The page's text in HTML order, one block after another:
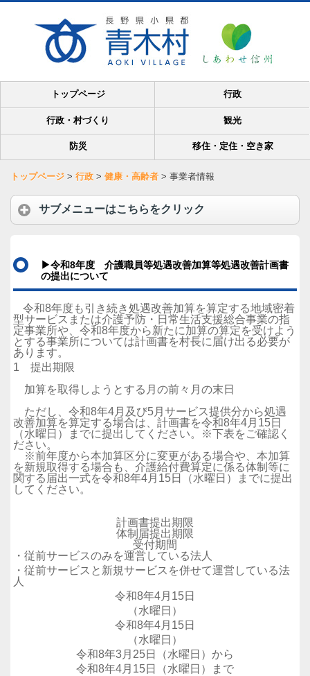
トップページ 行政
行政・村づくり 観光
防災 移住・定住・空き家
トップページ > 行政 > 健康・高齢者 > 事業者情報
サブメニューはこちらをクリック
▶令和8年度 介護職員等処遇改善加算等処遇改善計画書
の提出について
令和8年度も引き続き処遇改善加算を算定する地域密着
型サービスまたは介護予防・日常生活支援総合事業の指
定事業所や、令和8年度から新たに加算の算定を受けよう
とする事業所については計画書を村長に届け出る必要が
あります。
1 提出期限
加算を取得しようとする月の前々月の末日
ただし、令和8年4月及び5月サービス提供分から処遇
改善加算を算定する場合は、計画書を令和8年4月15日
（水曜日）までに提出してください。※下表をご確認く
ださい。
※前年度から本加算区分に変更がある場合や、本加算
を新規取得する場合も、介護給付費算定に係る体制等に
関する届出一式を令和8年4月15日（水曜日）までに提出
してください。
計画書提出期限
体制届提出期限
受付期間
・従前サービスのみを運営している法人
・従前サービスと新規サービスを併せて運営している法
人
令和8年4月15日
（水曜日）
令和8年4月15日
（水曜日）
令和8年3月25日（水曜日）から
令和8年4月15日（水曜日）まで